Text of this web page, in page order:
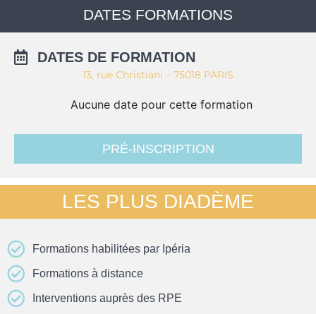
DATES FORMATIONS
DATES DE FORMATION
13, rue Christiani – 75018 PARIS
Aucune date pour cette formation
PRÉ-INSCRIPTION
LES PLUS DIADÈME
Formations habilitées par Ipéria
Formations à distance
Interventions auprès des RPE